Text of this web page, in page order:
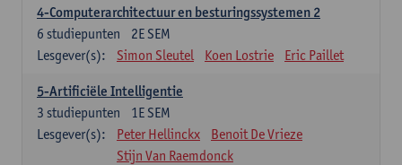
4-Computerarchitectuur en besturingssystemen 2
2E SEM
6 studiepunten
Lesgever(s):
Simon Sleutel Koen Lostrie Eric Paillet
5-Artificiële Intelligentie
1E SEM
3 studiepunten
Lesgever(s):
Peter Hellinckx
Benoit De Vrieze
Stijn Van Raemdonck